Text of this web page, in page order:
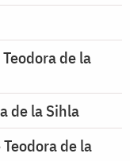
de la
de la Sihla
de la